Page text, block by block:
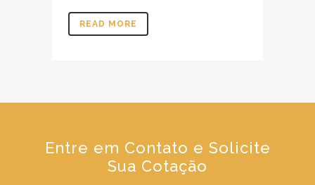
READ MORE
Entre em Contato e Solicite
Sua Cotação